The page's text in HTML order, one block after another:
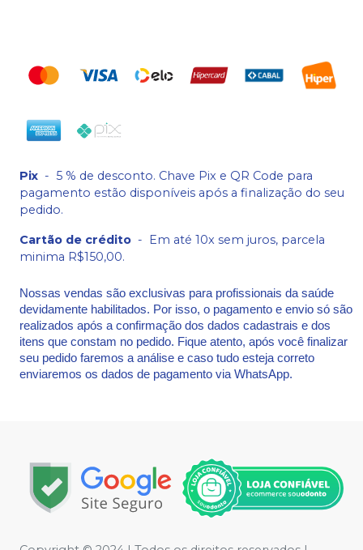
Pix - 5 % de desconto. Chave Pix e QR Code para
pagamento estão disponíveis após a finalização do seu
pedido.
Cartão de crédito - Em até 10x sem juros, parcela
minima R$150,00.
Nossas vendas são exclusivas para profissionais da saúde
devidamente habilitados. Por isso, o pagamento e envio só são
realizados após a confirmação dos dados cadastrais e dos
itens que constam no pedido. Fique atento, após você finalizar
seu pedido faremos a análise e caso tudo esteja correto
enviaremos os dados de pagamento via WhatsApp.